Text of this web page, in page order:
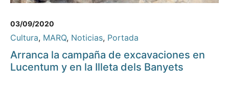
03/09/2020
Cultura, MARQ, Noticias, Portada
Arranca la campaña de excavaciones en
Lucentum y en la Illeta dels Banyets